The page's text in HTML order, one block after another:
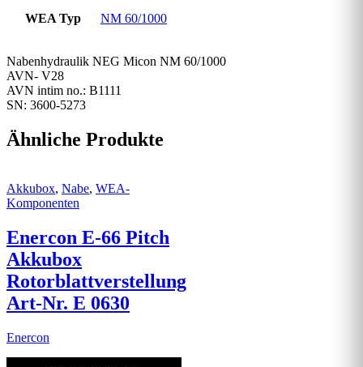
WEA Typ NM 60/1000
Nabenhydraulik NEG Micon NM 60/1000
AVN- V28
AVN intim no.: B1111
SN: 3600-5273
Ähnliche Produkte
Akkubox, Nabe, WEA-
Komponenten
Enercon E-66 Pitch
Akkubox
Rotorblattverstellung
Art-Nr. E 0630
Enercon